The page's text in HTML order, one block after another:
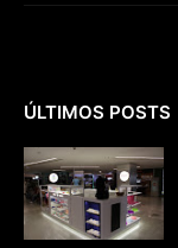
ÚLTIMOS POSTS